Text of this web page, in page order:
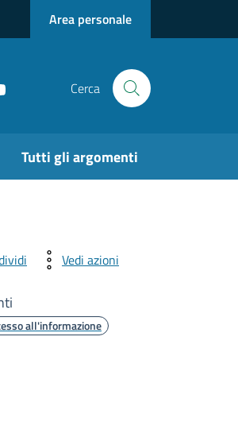
Area personale
Cerca
Tutti gli argomenti
Vedi azioni
all'informazione